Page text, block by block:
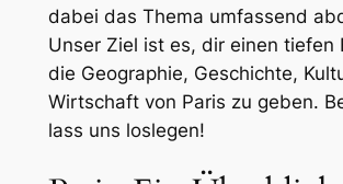
dabei das Thema umfassend
Unser Ziel ist es, dir einen tiefen
die Geographie, Geschichte,
Wirtschaft von Paris zu geben.
lass uns loslegen!